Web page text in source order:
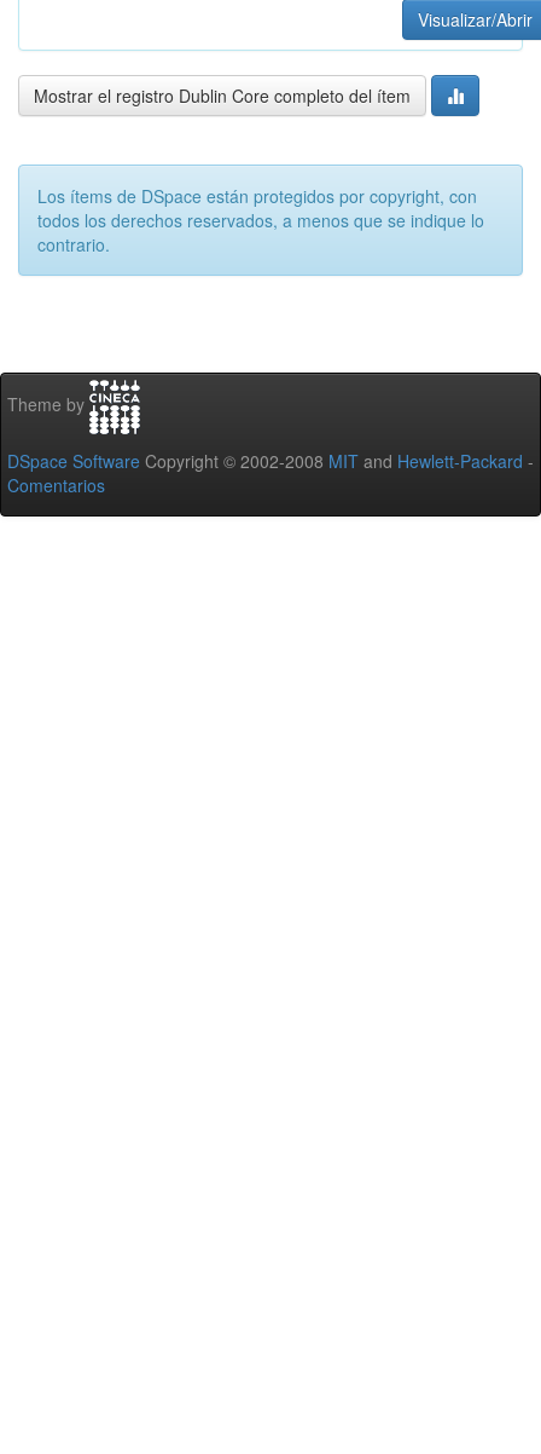
Visualizar/Abrir
Mostrar el registro Dublin Core completo del ítem
Los ítems de DSpace están protegidos por copyright, con
todos los derechos reservados, a menos que se indique lo
contrario.
Theme by
DSpace Software Copyright © 2002-2008 MIT and Hewlett-Packard -
Comentarios